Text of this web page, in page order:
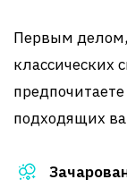
Первым
классических
подходящих